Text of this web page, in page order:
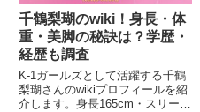
千鶴梨瑚のwiki！身長・体
重・美脚の秘訣は？学歴・
経歴も調査
K-1ガールズとして活躍する千鶴
梨瑚さんのwikiプロフィールを紹
介します。身長165cm・スリーサ